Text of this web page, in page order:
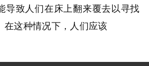
导致人们在床上翻来覆去以寻找
在这种情况下，人们应该